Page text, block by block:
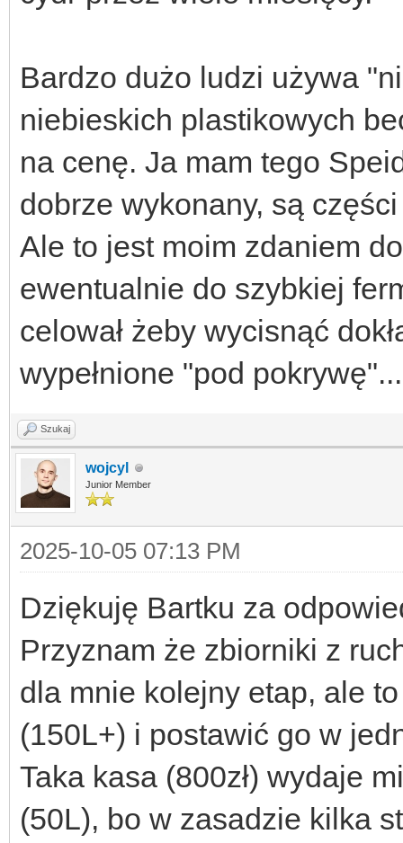
Bardzo dużo ludzi używa
niebieskich plastikowych
na cenę. Ja mam tego
dobrze wykonany, są
Ale to jest moim zdaniem
ewentualnie do szybkiej
celował żeby wycisnąć
wypełnione "pod pokrywę"...
Szukaj
wojcyl
Junior Member
2025-10-05 07:13 PM
Dziękuję Bartku za
Przyznam że zbiorniki z
dla mnie kolejny etap, ale
(150L+) i postawić go w
Taka kasa (800zł) wydaje
(50L), bo w zasadzie kilka